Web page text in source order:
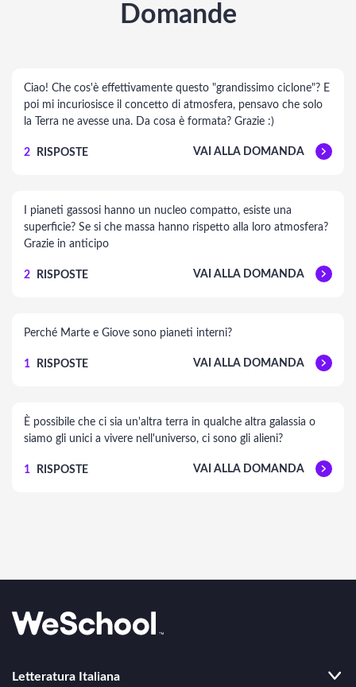
Domande
Ciao! Che cos'è effettivamente questo "grandissimo ciclone"? E
poi mi incuriosisce il concetto di atmosfera, pensavo che solo
la Terra ne avesse una. Da cosa è formata? Grazie :)
2 RISPOSTE VAI ALLA DOMANDA
I pianeti gassosi hanno un nucleo compatto, esiste una
superficie? Se si che massa hanno rispetto alla loro atmosfera?
Grazie in anticipo
2 RISPOSTE VAI ALLA DOMANDA
Perché Marte e Giove sono pianeti interni?
1 RISPOSTE VAI ALLA DOMANDA
È possibile che ci sia un'altra terra in qualche altra galassia o
siamo gli unici a vivere nell'universo, ci sono gli alieni?
1 RISPOSTE VAI ALLA DOMANDA
Letteratura Italiana